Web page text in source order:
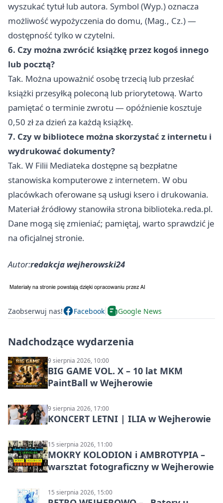
wyszukać tytuł lub autora. Symbol (Wyp.) oznacza
możliwość wypożyczenia do domu, (Mag., Cz.) —
dostępność tylko w czytelni.
6. Czy można zwrócić książkę przez kogoś innego
lub pocztą?
Tak. Można upoważnić osobę trzecią lub przesłać
książki przesyłką poleconą lub priorytetową. Warto
pamiętać o terminie zwrotu — opóźnienie kosztuje
0,50 zł za dzień za każdą książkę.
7. Czy w bibliotece można skorzystać z internetu i
wydrukować dokumenty?
Tak. W Filii Mediateka dostępne są bezpłatne
stanowiska komputerowe z internetem. W obu
placówkach oferowane są usługi ksero i drukowania.
Materiał źródłowy stanowiła strona biblioteka.reda.pl.
Dane mogą się zmieniać; pamiętaj, warto sprawdzić je
na oficjalnej stronie.
Autor:redakcja wejherowski24
Zaobserwuj nas! Facebook Google News
Nadchodzące wydarzenia
9 sierpnia 2026, 10:00
BIG GAME VOL. X – 10 lat MKM
PaintBall w Wejherowie
9 sierpnia 2026, 17:00
KONCERT LETNI | ILIA w Wejherowie
15 sierpnia 2026, 11:00
MOKRY KOLODION i AMBROTYPIA –
warsztat fotograficzny w Wejherowie
15 sierpnia 2026, 15:00